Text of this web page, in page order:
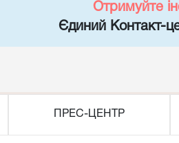
Отримуйте
Єдиний Контакт-
ПРЕС-ЦЕНТР